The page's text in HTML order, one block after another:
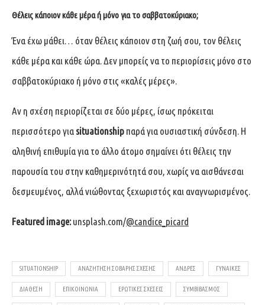
Θέλεις κάποιον κάθε μέρα ή μόνο για το σαββατοκύριακο;
Ένα έχω μάθει… όταν θέλεις κάποιον στη ζωή σου, τον θέλεις
κάθε μέρα και κάθε ώρα. Δεν μπορείς να το περιορίσεις μόνο στο
σαββατοκύριακο ή μόνο στις «καλές μέρες».
Αν η σχέση περιορίζεται σε δύο μέρες, ίσως πρόκειται
περισσότερο για situationship παρά για ουσιαστική σύνδεση. Η
αληθινή επιθυμία για το άλλο άτομο σημαίνει ότι θέλεις την
παρουσία του στην καθημερινότητά σου, χωρίς να αισθάνεσαι
δεσμευμένος, αλλά νιώθοντας ξεχωριστός και αναγνωρισμένος.
Featured image:unsplash.com/@candice_picard
SITUATIONSHIP ΑΝΑΖΉΤΗΣΗ ΣΟΒΑΡΉΣ ΣΧΈΣΗΣ ΆΝΔΡΕΣ ΓΥΝΑΊΚΕΣ
ΔΙΆΘΕΣΗ ΕΠΙΚΟΙΝΩΝΊΑ ΕΡΩΤΙΚΈΣ ΣΧΈΣΕΙΣ ΣΥΜΒΙΒΑΣΜΌΣ